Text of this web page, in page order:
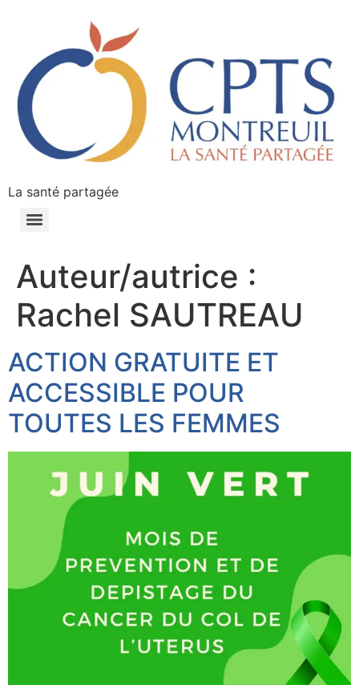
La santé partagée
Auteur/autrice :
Rachel SAUTREAU
ACTION GRATUITE ET
ACCESSIBLE POUR
TOUTES LES FEMMES